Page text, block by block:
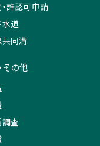
許認可申請
道
共同溝
その他
査